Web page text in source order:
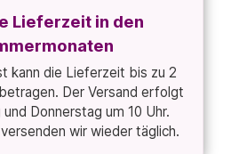
Lieferzeit in den
kann die Lieferzeit bis zu 2
Der Versand erfolgt
Donnerstag um 10 Uhr.
wir wieder täglich.